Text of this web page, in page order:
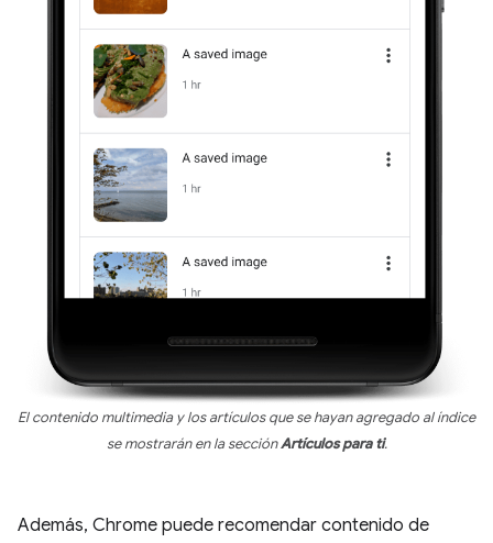
El contenido multimedia y los artículos que se hayan agregado al índice
se mostrarán en la secciónArtículos para ti.
Además, Chrome puede recomendar contenido de